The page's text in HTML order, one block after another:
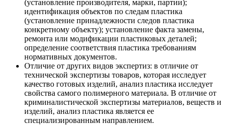
(установление производителя, марки, партии);
идентификация объектов по следам пластика
(установление принадлежности следов пластика
конкретному объекту); установление факта замены,
ремонта или модификации пластиковых деталей;
определение соответствия пластика требованиям
нормативных документов.
Отличие от других видов экспертиз: в отличие от
технической экспертизы товаров, которая исследует
качество готовых изделий, анализ пластика исследует
свойства самого полимерного материала. В отличие от
криминалистической экспертизы материалов, веществ и
изделий, анализ пластика является ее
специализированным направлением.